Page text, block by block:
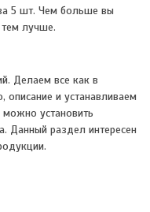
5 шт. Чем больше вы
тем лучше.
Делаем все как в
и устанавливаем
можно установить
Данный раздел интересен